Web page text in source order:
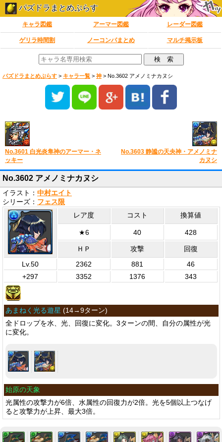
パズドラまとめぷらす
キャラ図鑑 アーマー図鑑 レーダー図鑑
ゲリラ時間割 ノーコンパまとめ マルチ掲示板
パズドラまとめぷらす > キャラ一覧 > 神 > No.3602 アメノミナカヌシ
No.3601 白光炎隼神のアーマー・ネ
ッキー
No.3603 静謐の天央神・アメノミナ
カヌシ
No.3602 アメノミナカヌシ
イラスト： 中村エイト
シリーズ： フェス限
レア度 コスト 換算値
★6 40 428
ＨＰ 攻撃
回復
Lv.50
2362 881
46
+297
3352 1376 343
あまねく光る遊星 (14→9ターン)
全ドロップを水、光、回復に変化。3ターンの間、自分の属性が光
に変化。
始原の天象
光属性の攻撃力が6倍、水属性の回復力が2倍。光を5個以上つなげ
ると攻撃力が上昇、最大3倍。